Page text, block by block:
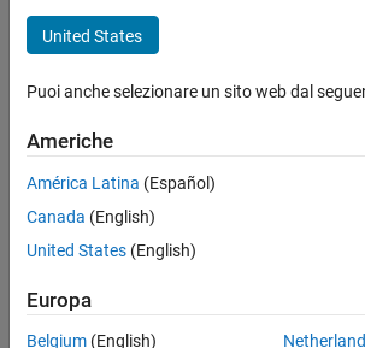
United States
Puoi anche selezionare un sito web dal
Americhe
América Latina (Español)
Canada (English)
United States (English)
Europa
Belgium (English)